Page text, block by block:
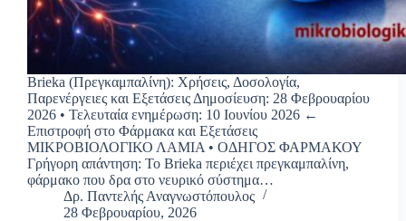
Brieka (Πρεγκαμπαλίνη): Χρήσεις, Δοσολογία,
Παρενέργειες και Εξετάσεις Δημοσίευση: 28 Φεβρουαρίου
2026 • Τελευταία ενημέρωση: 10 Ιουνίου 2026 ←
Επιστροφή στο Φάρμακα και Εξετάσεις
ΜΙΚΡΟΒΙΟΛΟΓΙΚΟ ΛΑΜΙΑ • ΟΔΗΓΟΣ ΦΑΡΜΑΚΟΥ
Γρήγορη απάντηση: Το Brieka περιέχει πρεγκαμπαλίνη,
φάρμακο που δρα στο νευρικό σύστημα…
Δρ. Παντελής Αναγνωστόπουλος
28 Φεβρουαρίου, 2026